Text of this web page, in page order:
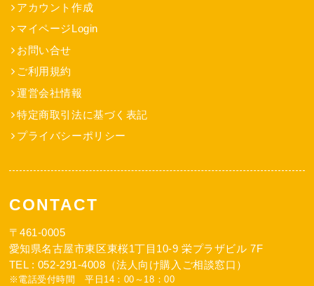
アカウント作成
マイページLogin
お問い合せ
ご利用規約
運営会社情報
特定商取引法に基づく表記
プライバシーポリシー
CONTACT
〒461-0005
愛知県名古屋市東区東桜1丁目10-9 栄プラザビル 7F
TEL : 052-291-4008（法人向け購入ご相談窓口）
※電話受付時間 平日14：00～18：00